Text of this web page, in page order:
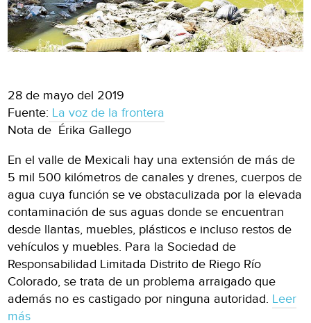
28 de mayo del 2019
Fuente: La voz de la frontera
Nota de Érika Gallego
En el valle de Mexicali hay una extensión de más de
5 mil 500 kilómetros de canales y drenes, cuerpos de
agua cuya función se ve obstaculizada por la elevada
contaminación de sus aguas donde se encuentran
desde llantas, muebles, plásticos e incluso restos de
vehículos y muebles. Para la Sociedad de
Responsabilidad Limitada Distrito de Riego Río
Colorado, se trata de un problema arraigado que
además no es castigado por ninguna autoridad. Leer
más